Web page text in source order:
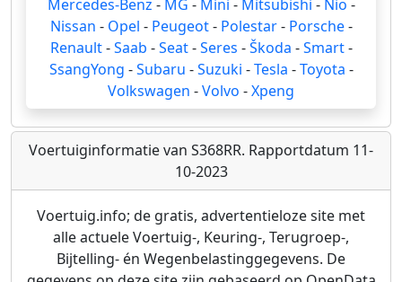
Mercedes-Benz - MG - Mini - Mitsubishi - Nio -
Nissan - Opel - Peugeot- Polestar- Porsche-
Renault-Saab -Seat-Seres -Škoda -Smart-
SsangYong -Subaru -Suzuki -Tesla -Toyota -
Volkswagen -Volvo -Xpeng
Voertuiginformatie van S368RR. Rapportdatum 11-
10-2023
Voertuig.info; de gratis, advertentieloze site met
alle actuele Voertuig-, Keuring-, Terugroep-,
Bijtelling- én Wegenbelastinggegevens. De